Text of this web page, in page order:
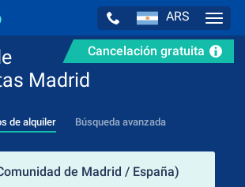
ARS
Cancelación gratuita
Madrid
de alquiler Búsqueda avanzada
de Madrid / España)